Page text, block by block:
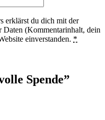
erklärst du dich mit der
Daten (Kommentarinhalt, dein
einverstanden. *
Spende”